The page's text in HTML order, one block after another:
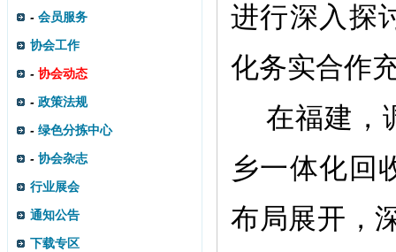
- 会员服务
协会工作
- 协会动态
- 政策法规
- 绿色分拣中心
- 协会杂志
行业展会
通知公告
下载专区
进行深入探
化务实合作
在福建，
乡一体化回
布局展开，